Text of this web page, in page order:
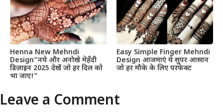
Henna New Mehndi
Design”नये और अनोखे मेहँदी
डिज़ाइन 2025 देखें जो हर दिल को
भा जाए!”
Easy Simple Finger Mehndi
Design आजमाएं ये सुपर आसान
जो हर मौके के लिए परफेक्ट
Leave a Comment